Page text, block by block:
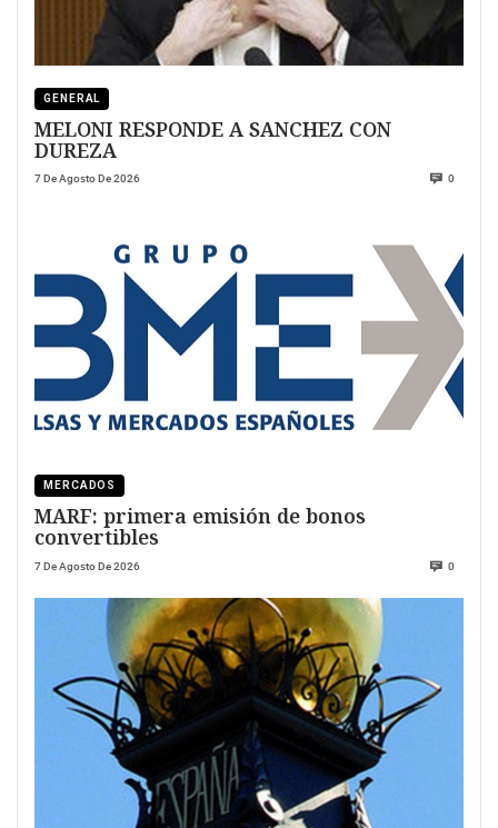
GENERAL
MELONI RESPONDE A SANCHEZ CON
DUREZA
7 De Agosto De 2026 0
MERCADOS
MARF: primera emisión de bonos
convertibles
7 De Agosto De 2026 0